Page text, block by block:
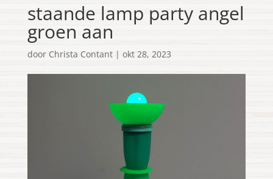
staande lamp party angel
groen aan
door Christa Contant| okt 28, 2023